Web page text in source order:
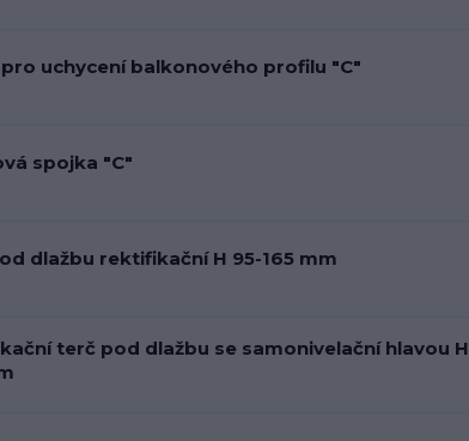
pro uchycení balkonového profilu "C"
spojka "C"
dlažbu rektifikační H 95-165 mm
terč pod dlažbu se samonivelační hlavou